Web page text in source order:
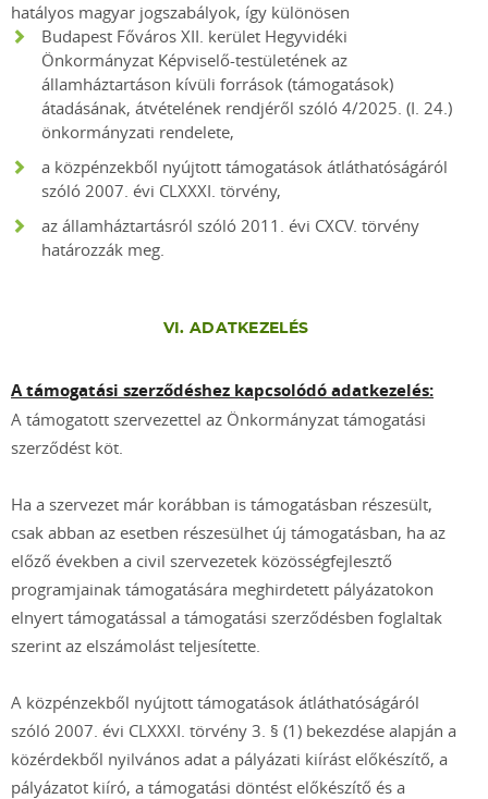
hatályos magyar jogszabályok, így különösen
Budapest Főváros XII. kerület Hegyvidéki
Önkormányzat Képviselő-testületének az
államháztartáson kívüli források (támogatások)
átadásának, átvételének rendjéről szóló 4/2025. (I. 24.)
önkormányzati rendelete,
a közpénzekből nyújtott támogatások átláthatóságáról
szóló 2007. évi CLXXXI. törvény,
az államháztartásról szóló 2011. évi CXCV. törvény
határozzák meg.
VI. ADATKEZELÉS
A támogatási szerződéshez kapcsolódó adatkezelés:
A támogatott szervezettel az Önkormányzat támogatási
szerződést köt.
Ha a szervezet már korábban is támogatásban részesült,
csak abban az esetben részesülhet új támogatásban, ha az
előző években a civil szervezetek közösségfejlesztő
programjainak támogatására meghirdetett pályázatokon
elnyert támogatással a támogatási szerződésben foglaltak
szerint az elszámolást teljesítette.
A közpénzekből nyújtott támogatások átláthatóságáról
szóló 2007. évi CLXXXI. törvény 3. § (1) bekezdése alapján a
közérdekből nyilvános adat a pályázati kiírást előkészítő, a
pályázatot kiíró, a támogatási döntést előkészítő és a